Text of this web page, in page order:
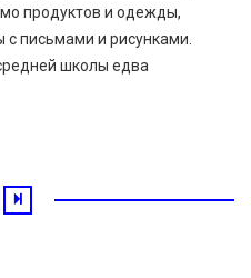
продуктов и одежды,
письмами и рисунками.
школы едва